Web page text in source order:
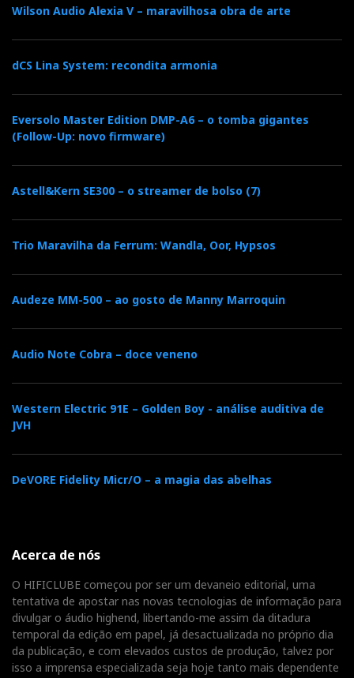
Tudo isto com estética retro, painéis laterais em
pequeninas; mas, mesmo assim, a proposta é
intrigante. O preço do amplificador estava ainda por
determinar. Mas fala-se em 139 euros! Importa-se de
A segunda novidade foram os JT9, auscultadores
planar magnéticos abertos, dobráveis, relativamente
leves e pensados para democratizar uma tecnologia
que, durante anos, pareceu reservada a preços muito
mais altos.
Wilson Audio Alexia V – maravilhosa obra de arte
dCS Lina System: recondita armonia
Eversolo Master Edition DMP-A6 – o tomba gigantes
(Follow-Up: novo firmware)
Astell&Kern SE300 – o streamer de bolso (7)
Trio Maravilha da Ferrum: Wandla, Oor, Hypsos
Audeze MM-500 – ao gosto de Manny Marroquin
Audio Note Cobra – doce veneno
Western Electric 91E – Golden Boy - análise auditiva de
JVH
DeVORE Fidelity Micr/O – a magia das abelhas
Acerca de nós
O HIFICLUBE começou por ser um devaneio editorial, uma
tentativa de apostar nas novas tecnologias de informação para
divulgar o áudio highend, libertando-me assim da ditadura
temporal da edição em papel, já desactualizada no próprio dia
da publicação, e com elevados custos de produção, talvez por
isso a imprensa especializada seja hoje tanto mais dependente